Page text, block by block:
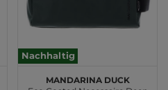
Nachhaltig
MANDARINA DUCK